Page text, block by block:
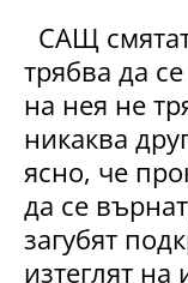
САЩ
трябва да
на нея не
никаква
ясно, че
да се
загубят
изтеглят на